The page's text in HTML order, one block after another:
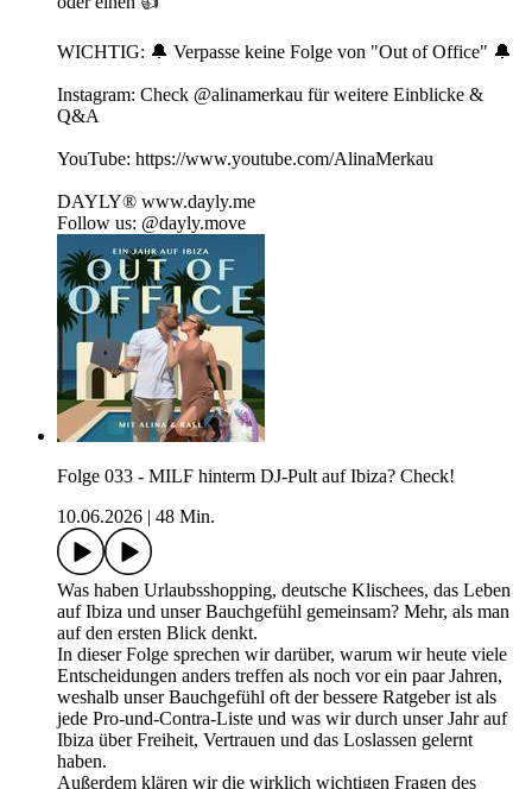
WICHTIG: 🔔 Verpasse keine Folge von "Out of Office" 🔔
Instagram: Check @alinamerkau für weitere Einblicke &
Q&A
YouTube: https://www.youtube.com/AlinaMerkau
DAYLY® ⁠www.dayly.me⁠
Follow us: @dayly.move
Folge 033 - MILF hinterm DJ-Pult auf Ibiza? Check!
10.06.2026
48 Min.
Was haben Urlaubsshopping, deutsche Klischees, das Leben
auf Ibiza und unser Bauchgefühl gemeinsam? Mehr, als man
auf den ersten Blick denkt.
In dieser Folge sprechen wir darüber, warum wir heute viele
Entscheidungen anders treffen als noch vor ein paar Jahren,
weshalb unser Bauchgefühl oft der bessere Ratgeber ist als
jede Pro-und-Contra-Liste und was wir durch unser Jahr auf
Ibiza über Freiheit, Vertrauen und das Loslassen gelernt
haben.
Außerdem klären wir die wirklich wichtigen Fragen des